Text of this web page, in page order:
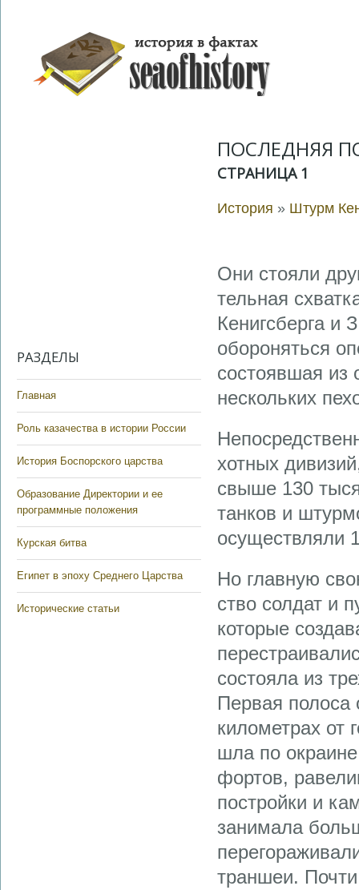
РАЗДЕЛЫ
Главная
Роль казачества в истории России
История Боспорского царства
Образование Директории и ее
программные положения
Курская битва
Египет в эпоху Среднего Царства
Исторические статьи
ПОСЛЕДНЯЯ
СТРАНИЦА 1
История » Штурм
Они стояли
тельная
Ке­нигсберга и
обороняться
состоявшая из
нескольких
хотных
свыше 130
тан­ков и
осуществляли
Но главную
ство солдат и
ко­торые
состояла из
Первая полоса
километрах от
шла по
фортов,
постройки и
занимала
траншеи.